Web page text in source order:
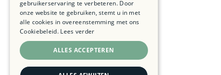
ENGLISH
gebruikerservaring te verbeteren. Door
onze website te gebruiken, stemt u in met
alle cookies in overeenstemming met ons
Cookiebeleid. Lees verder
ALLES ACCEPTEREN